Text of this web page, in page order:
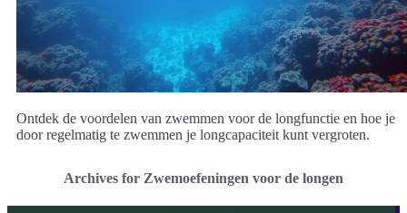
Ontdek de voordelen van zwemmen voor de longfunctie en hoe je
door regelmatig te zwemmen je longcapaciteit kunt vergroten.
Archives for Zwemoefeningen voor de longen